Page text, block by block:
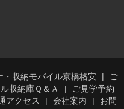
・収納モバイル京橋格安
ご
収納庫Ｑ＆Ａ
ご見学予約
アクセス 会社案内
お問